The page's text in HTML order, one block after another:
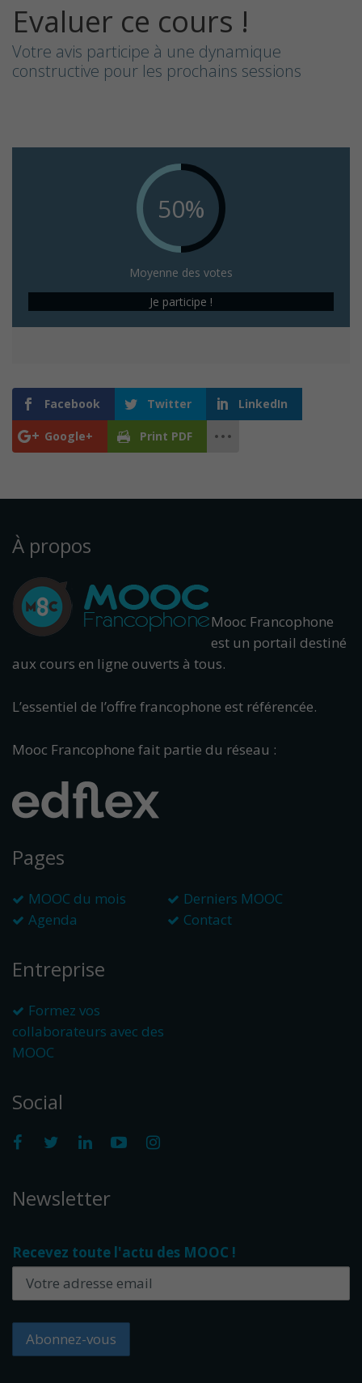
Evaluer ce cours !
Votre avis participe à une dynamique
constructive pour les prochains sessions
50%
Moyenne des votes
Je participe !
Facebook Twitter LinkedIn
Google+ Print PDF
À propos
Mooc Francophone
est un portail destiné
aux cours en ligne ouverts à tous.
L’essentiel de l’offre francophone est référencée.
Mooc Francophone fait partie du réseau :
Pages
MOOC du mois
Derniers MOOC
Agenda
Contact
Entreprise
Formez vos
collaborateurs avec des
MOOC
Social
Newsletter
Recevez toute l'actu des MOOC !